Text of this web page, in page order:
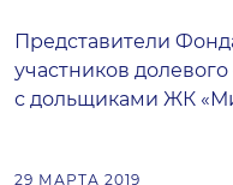
Представители
участников
с дольщиками ЖК
29 МАРТА 2019